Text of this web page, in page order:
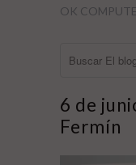
OK
6 de
Fermín